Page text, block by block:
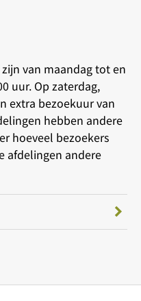
van maandag tot en
uur. Op zaterdag,
extra bezoekuur van
hebben andere
hoeveel bezoekers
afdelingen andere